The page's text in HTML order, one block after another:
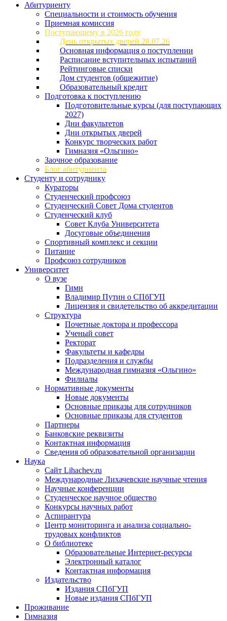
Абитуриенту
Специальности и стоимость обучения
Приемная комиссия
Поступающему в 2026 году
День открытых дверей 28.07.26
Основная информация о поступлении
Расписание вступительных испытаний
Рейтинговые списки
Дом студентов (общежитие)
Образовательный кредит
Подготовка к поступлению
Подготовительные курсы (для поступающих
2027)
Дни факультетов
Дни открытых дверей
Конкурс творческих работ
Гимназия «Ольгино»
Заочное образование
Блог абитуриента
Студенту и сотруднику
Кураторы
Студенческий профсоюз
Студенческий Совет Дома студентов
Студенческий клуб
Совет Клуба Университета
Досуговые объединения
Спортивный комплекс и секции
Питание
Профсоюз сотрудников
Университет
О вузе
Гимн
Владимир Путин о СПбГУП
Лицензия и свидетельство об аккредитации
Структура
Почетные доктора и профессора
Ученый совет
Ректорат
Факультеты и кафедры
Подразделения и службы
Международная гимназия «Ольгино»
Филиалы
Нормативные документы
Новые документы
Основные приказы для сотрудников
Основные приказы для студентов
Партнеры
Банковские реквизиты
Контактная информация
Сведения об образовательной организации
Наука
Сайт Lihachev.ru
Международные Лихачевские научные чтения
Научные конференции
Студенческое научное общество
Конкурсы научных работ
Аспирантура
Центр мониторинга и анализа социально-
трудовых конфликтов
О библиотеке
Образовательные Интернет-ресурсы
Электронный каталог
Контактная информация
Издательство
Издания СПбГУП
Новые издания СПбГУП
Проживание
Гимназия